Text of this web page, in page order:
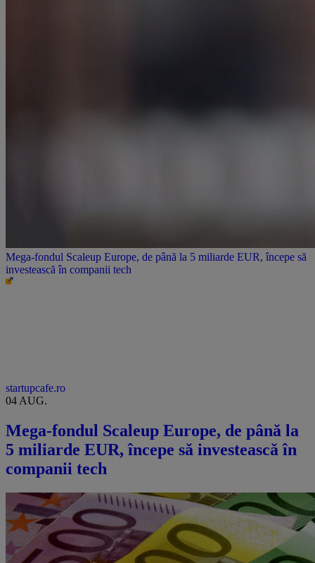
Mega-fondul Scaleup Europe, de până la 5 miliarde EUR, începe să
investească în companii tech
startupcafe.ro
04 AUG.
Mega-fondul Scaleup Europe, de până la
5 miliarde EUR, începe să investească în
companii tech